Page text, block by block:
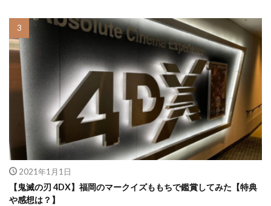
2021年1月1日
【鬼滅の刃 4DX】福岡のマークイズももちで鑑賞してみた【特典
や感想は？】